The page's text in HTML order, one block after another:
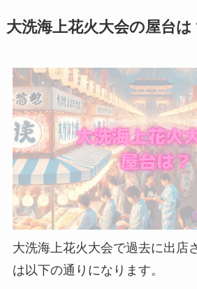
大洗海上花火大会の屋台は
大洗海上花火大会で過去に出店
は以下の通りになります。